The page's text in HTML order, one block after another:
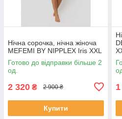
Нічна сорочка, нічна жіноча
MEFEMI BY NIPPLEX Iris XXL
Готово до відправки більше 2
од.
2 320 ₴ 2 900 ₴
Купити